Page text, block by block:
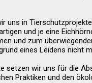
uns in
und je eine
und zum
eines Leidens nicht
setzen wir uns für die
Praktiken und den